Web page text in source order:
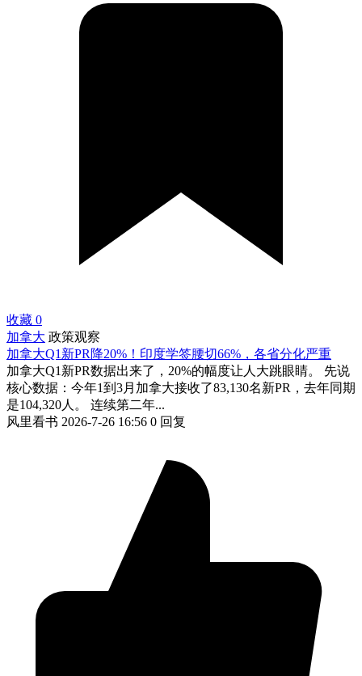
收藏 0
加拿大 政策观察
加拿大Q1新PR降20%！印度学签腰切66%，各省分化严重
加拿大Q1新PR数据出来了，20%的幅度让人大跳眼睛。 先说
核心数据：今年1到3月加拿大接收了83,130名新PR，去年同期
是104,320人。 连续第二年...
风里看书 2026-7-26 16:56 0 回复